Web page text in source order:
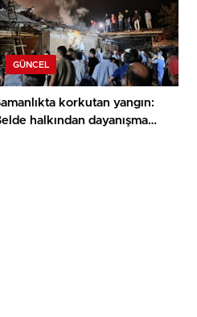
GÜNCEL
korkutan yangın:
halkından dayanışma